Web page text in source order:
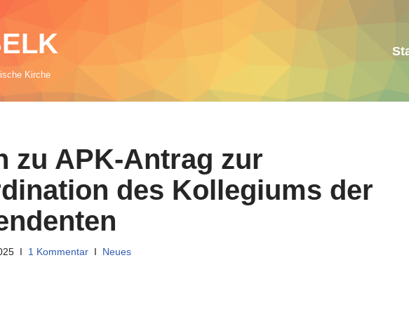
Kirche
zu APK-Antrag zur
des Kollegiums der
1 Kommentar Neues